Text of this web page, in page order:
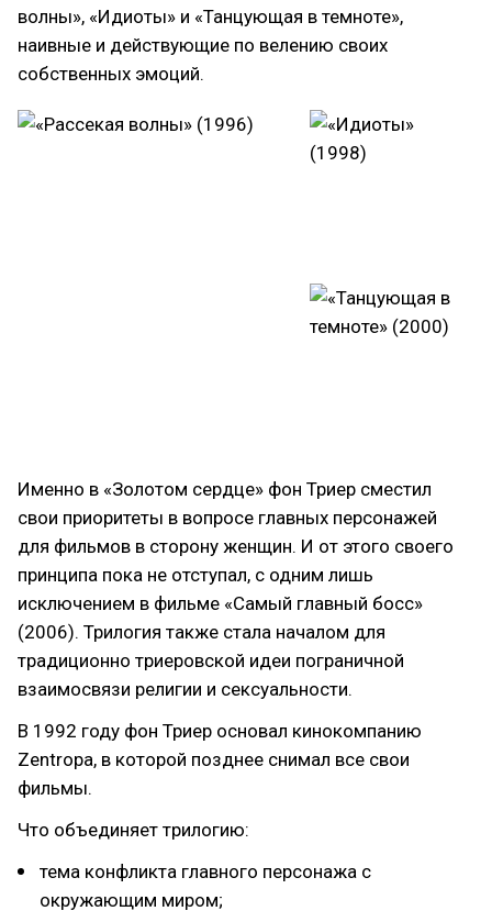
волны», «Идиоты» и «Танцующая в темноте»,
наивные и действующие по велению своих
собственных эмоций.
Именно в «Золотом сердце» фон Триер сместил
свои приоритеты в вопросе главных персонажей
для фильмов в сторону женщин. И от этого своего
принципа пока не отступал, с одним лишь
исключением в фильме «Самый главный босс»
(2006). Трилогия также стала началом для
традиционно триеровской идеи пограничной
взаимосвязи религии и сексуальности.
В 1992 году фон Триер основал кинокомпанию
Zentropa, в которой позднее снимал все свои
фильмы.
Что объединяет трилогию:
тема конфликта главного персонажа с
окружающим миром;